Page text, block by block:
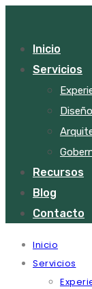
Inicio
Servicios
Recursos
Blog
Contacto
Inicio
Servicios